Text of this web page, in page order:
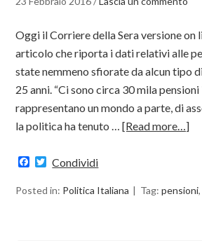
Oggi il Corriere della Sera versione on
articolo che riporta i dati relativi alle
state nemmeno sfiorate da alcun tipo
25 anni. “Ci sono circa 30 mila
rappresentano un mondo a parte, di
la politica ha tenuto …[Read more…]
Facebook
Twitter
Condividi
Posted in: Politica Italiana Tag:pensioni,